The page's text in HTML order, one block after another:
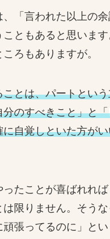
「言われた以上の
ともあると思います
ろもありますが。
とは、パートとい
のすべきこと」と
自覚しといた方が
たことが喜ばれれ
限りません。そう
頑張ってるのに」と